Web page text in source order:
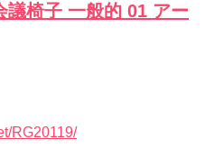
椅子 一般的 01 アー
RG20119/